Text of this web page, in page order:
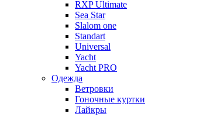
RXP Ultimate
Sea Star
Slalom one
Standart
Universal
Yacht
Yacht PRO
Одежда
Ветровки
Гоночные куртки
Лайкры